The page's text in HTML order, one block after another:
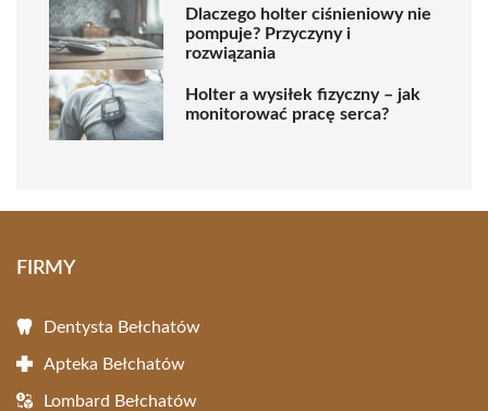
Dlaczego holter ciśnieniowy nie
pompuje? Przyczyny i
rozwiązania
Holter a wysiłek fizyczny – jak
monitorować pracę serca?
FIRMY
Dentysta Bełchatów
Apteka Bełchatów
Lombard Bełchatów